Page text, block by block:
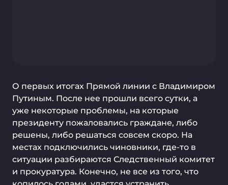
О первых итогах Прямой линии с Владимиром
Путиным. После нее прошли всего сутки, а
уже некоторые проблемы, на которые
президенту пожаловались граждане, либо
решены, либо решаться совсем скоро. На
местах подключились чиновники, где-то в
ситуации разбираются Следственный комитет
и прокуратура. Конечно, не все из того, что